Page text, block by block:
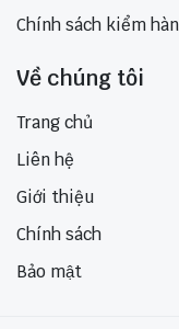
Chính sách kiểm
Về chúng tôi
Trang chủ
Liên hệ
Giới thiệu
Chính sách
Bảo mật